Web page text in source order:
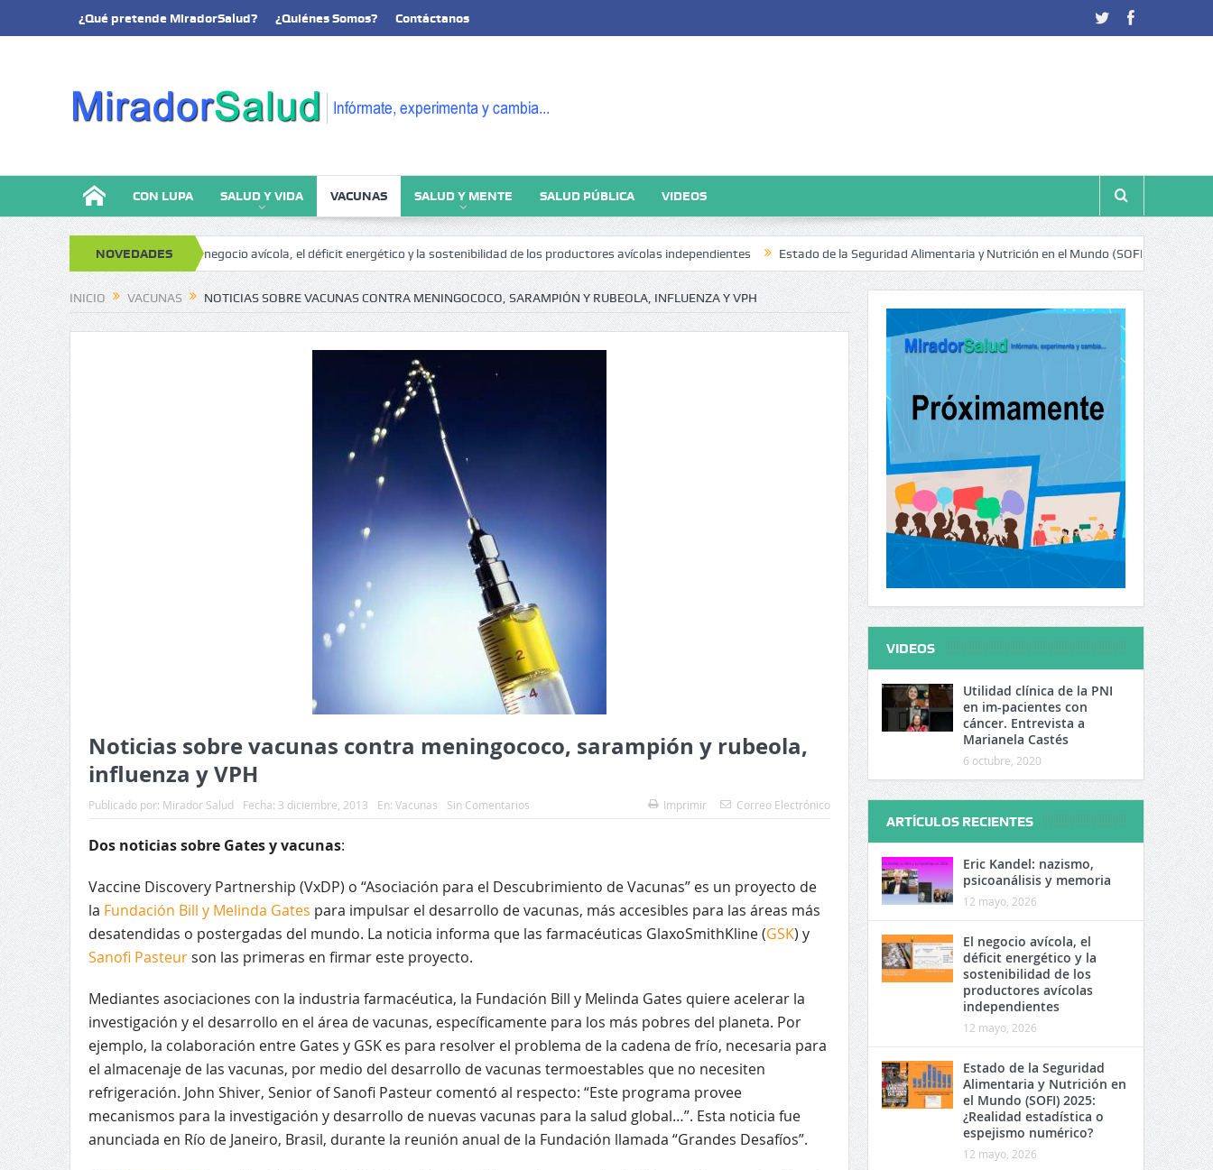
¿Qué pretende MiradorSalud? ¿Quiénes Somos? Contáctanos
CON LUPA SALUD Y VIDA VACUNAS SALUD Y MENTE SALUD PÚBLICA VIDEOS
NOVEDADES
y memoria El negocio avícola, el déficit energético y la sostenibilidad de los productores avícolas independientes Estado de la Seguridad Alimentaria y Nutrición en el Mundo (SOFI) 2025: ¿Realidad
INICIO VACUNAS NOTICIAS SOBRE VACUNAS CONTRA MENINGOCOCO, SARAMPIÓN Y RUBEOLA, INFLUENZA Y VPH
Noticias sobre vacunas contra meningococo, sarampión y rubeola,
influenza y VPH
Publicado por: Mirador Salud Fecha: 3 diciembre, 2013 En: Vacunas Sin Comentarios Imprimir Correo Electrónico
Dos noticias sobre Gates y vacunas:
Vaccine Discovery Partnership (VxDP) o “Asociación para el Descubrimiento de Vacunas” es un proyecto de
la Fundación Bill y Melinda Gates para impulsar el desarrollo de vacunas, más accesibles para las áreas más
desatendidas o postergadas del mundo. La noticia informa que las farmacéuticas GlaxoSmithKline (GSK) y
Sanofi Pasteurson las primeras en firmar este proyecto.
Mediantes asociaciones con la industria farmacéutica, la Fundación Bill y Melinda Gates quiere acelerar la
investigación y el desarrollo en el área de vacunas, específicamente para los más pobres del planeta. Por
ejemplo, la colaboración entre Gates y GSK es para resolver el problema de la cadena de frío, necesaria para
el almacenaje de las vacunas, por medio del desarrollo de vacunas termoestables que no necesiten
refrigeración. John Shiver, Senior of Sanofi Pasteur comentó al respecto: “Este programa provee
mecanismos para la investigación y desarrollo de nuevas vacunas para la salud global…”. Esta noticia fue
anunciada en Río de Janeiro, Brasil, durante la reunión anual de la Fundación llamada “Grandes Desafíos”.
VIDEOS
Utilidad clínica de la PNI
en im-pacientes con
cáncer. Entrevista a
Marianela Castés
6 octubre, 2020
ARTÍCULOS RECIENTES
Eric Kandel: nazismo,
psicoanálisis y memoria
12 mayo, 2026
El negocio avícola, el
déficit energético y la
sostenibilidad de los
productores avícolas
independientes
12 mayo, 2026
Estado de la Seguridad
Alimentaria y Nutrición en
el Mundo (SOFI) 2025:
¿Realidad estadística o
espejismo numérico?
12 mayo, 2026